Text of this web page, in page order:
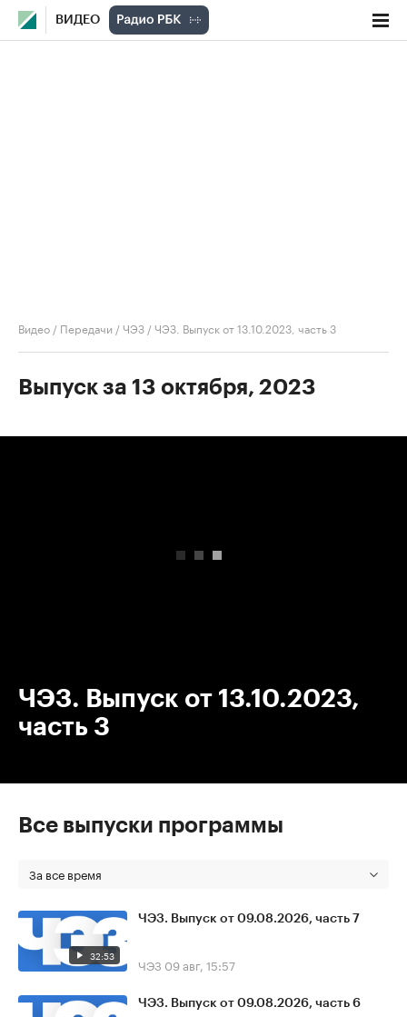
ВИДЕО
Видео / Передачи /ЧЭЗ /ЧЭЗ. Выпуск от 13.10.2023, часть 3
Выпуск за 13 октября, 2023
ЧЭЗ. Выпуск от 13.10.2023,
часть 3
Все выпуски программы
За все время
32:53
ЧЭЗ. Выпуск от 09.08.2026, часть 7
ЧЭЗ 09 авг, 15:57
ЧЭЗ. Выпуск от 09.08.2026, часть 6